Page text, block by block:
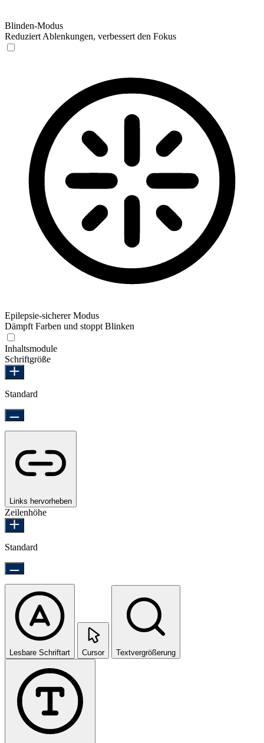
Blinden-Modus
Reduziert Ablenkungen, verbessert den Fokus
Epilepsie-sicherer Modus
Dämpft Farben und stoppt Blinken
Inhaltsmodule
Schriftgröße
Standard
Links hervorheben
Zeilenhöhe
Standard
Lesbare Schriftart Cursor Textvergrößerung